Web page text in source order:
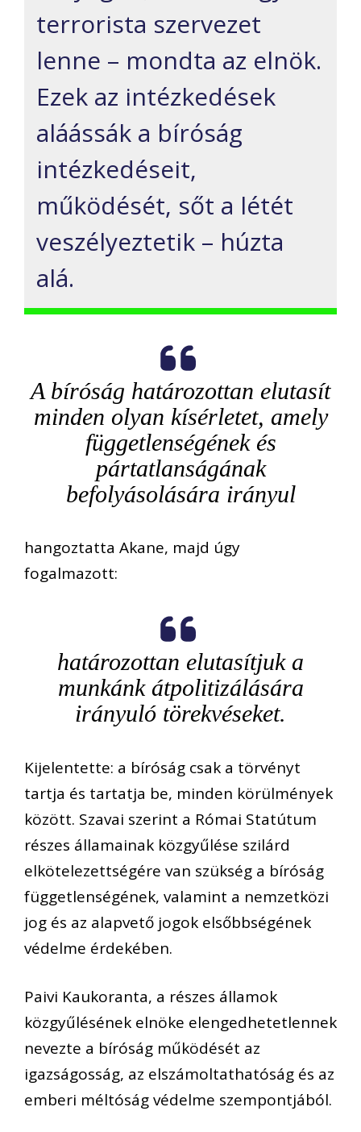
terrorista szervezet
lenne – mondta az elnök.
Ezek az intézkedések
aláássák a bíróság
intézkedéseit,
működését, sőt a létét
veszélyeztetik – húzta
alá.
A bíróság határozottan elutasít
minden olyan kísérletet, amely
függetlenségének és
pártatlanságának
befolyásolására irányul
hangoztatta Akane, majd úgy
fogalmazott:
határozottan elutasítjuk a
munkánk átpolitizálására
irányuló törekvéseket.
Kijelentette: a bíróság csak a törvényt
tartja és tartatja be, minden körülmények
között. Szavai szerint a Római Statútum
részes államainak közgyűlése szilárd
elkötelezettségére van szükség a bíróság
függetlenségének, valamint a nemzetközi
jog és az alapvető jogok elsőbbségének
védelme érdekében.
Paivi Kaukoranta, a részes államok
közgyűlésének elnöke elengedhetetlennek
nevezte a bíróság működését az
igazságosság, az elszámoltathatóság és az
emberi méltóság védelme szempontjából.